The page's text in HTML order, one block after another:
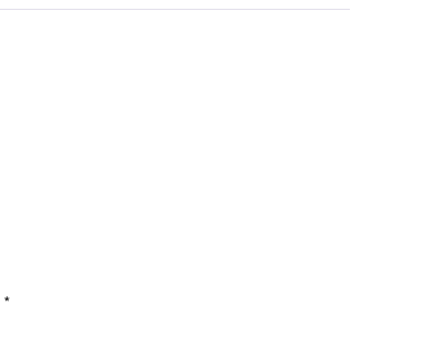
*